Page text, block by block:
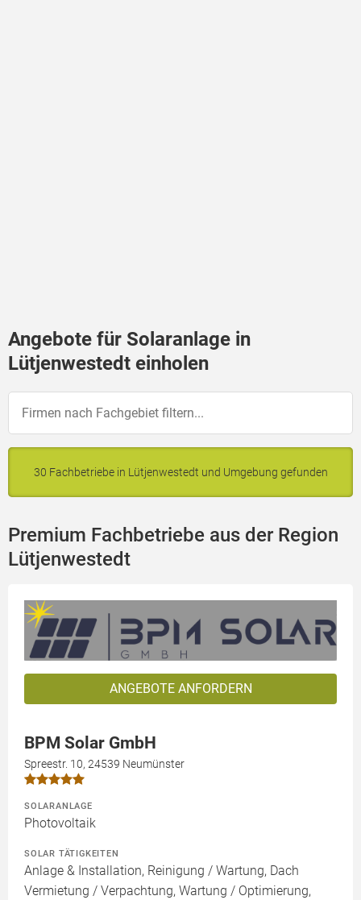
Angebote für Solaranlage in
Lütjenwestedt einholen
30 Fachbetriebe in Lütjenwestedt und Umgebung gefunden
Premium Fachbetriebe aus der Region
Lütjenwestedt
ANGEBOTE ANFORDERN
BPM Solar GmbH
Spreestr. 10, 24539 Neumünster
SOLARANLAGE
Photovoltaik
SOLAR TÄTIGKEITEN
Anlage & Installation, Reinigung / Wartung, Dach
Vermietung / Verpachtung, Wartung / Optimierung,